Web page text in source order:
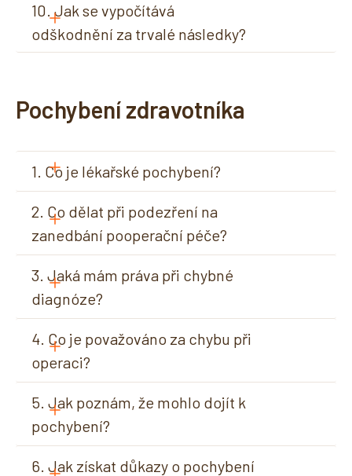
10. Jak se vypočítává
odškodnění za trvalé následky?
Pochybení zdravotníka
1. Co je lékařské pochybení?
2. Co dělat při podezření na
zanedbání pooperační péče?
3. Jaká mám práva při chybné
diagnóze?
4. Co je považováno za chybu při
operaci?
5. Jak poznám, že mohlo dojít k
pochybení?
6. Jak získat důkazy o pochybení